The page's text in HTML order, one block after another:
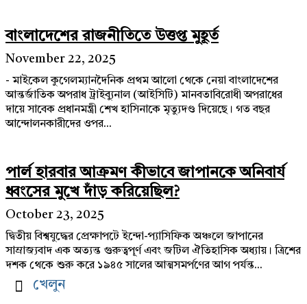
বাংলাদেশের রাজনীতিতে উত্তপ্ত মুহূর্ত
November 22, 2025
- মাইকেল কুগেলম্যানদৈনিক প্রথম আলো থেকে নেয়া বাংলাদেশের
আন্তর্জাতিক অপরাধ ট্রাইব্যুনাল (আইসিটি) মানবতাবিরোধী অপরাধের
দায়ে সাবেক প্রধানমন্ত্রী শেখ হাসিনাকে মৃত্যুদণ্ড দিয়েছে। গত বছর
আন্দোলনকারীদের ওপর...
পার্ল হারবার আক্রমণ কীভাবে জাপানকে অনিবার্য
ধ্বংসের মুখে দাঁড় করিয়েছিল?
October 23, 2025
দ্বিতীয় বিশ্বযুদ্ধের প্রেক্ষাপটে ইন্দো-প্যাসিফিক অঞ্চলে জাপানের
সাম্রাজ্যবাদ এক অত্যন্ত গুরুত্বপূর্ণ এবং জটিল ঐতিহাসিক অধ্যায়। ত্রিশের
দশক থেকে শুরু করে ১৯৪৫ সালের আত্মসমর্পণের আগ পর্যন্ত...
খেলুন